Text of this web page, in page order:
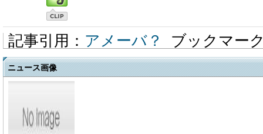
記事引用： アメーバ？ ブックマー
ニュース画像